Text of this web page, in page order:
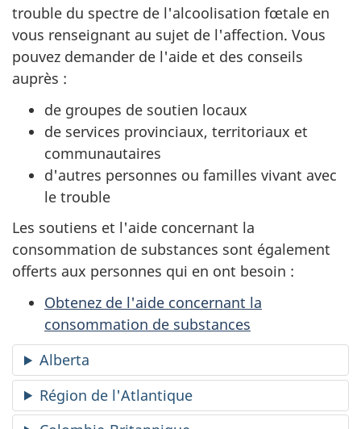
trouble du spectre de l'alcoolisation fœtale en
vous renseignant au sujet de l'affection. Vous
pouvez demander de l'aide et des conseils
auprès :
de groupes de soutien locaux
de services provinciaux, territoriaux et
communautaires
d'autres personnes ou familles vivant avec
le trouble
Les soutiens et l'aide concernant la
consommation de substances sont également
offerts aux personnes qui en ont besoin :
Obtenez de l'aide concernant la
consommation de substances
Alberta
Région de l'Atlantique